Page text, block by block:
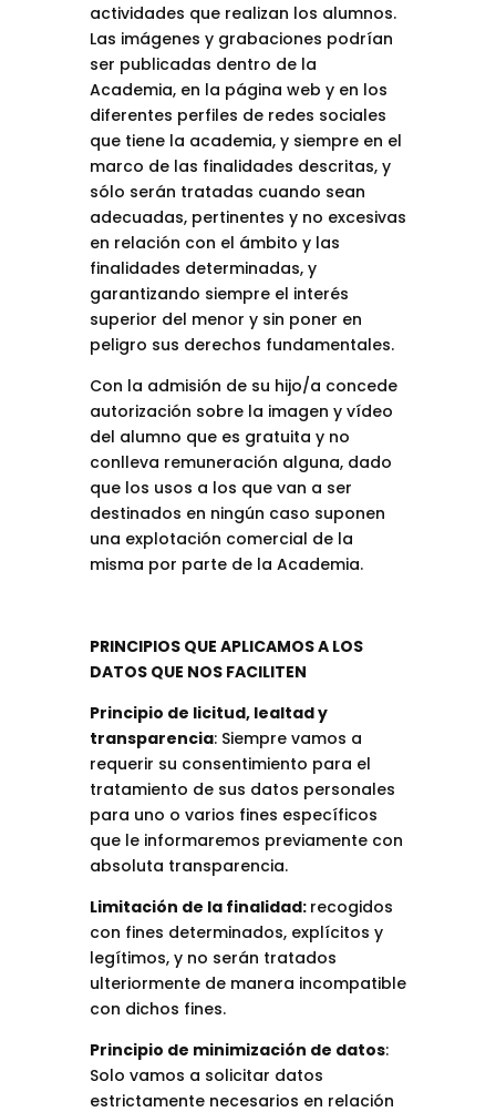
actividades que realizan los alumnos.
Las imágenes y grabaciones podrían
ser publicadas dentro de la
Academia, en la página web y en los
diferentes perfiles de redes sociales
que tiene la academia, y siempre en el
marco de las finalidades descritas, y
sólo serán tratadas cuando sean
adecuadas, pertinentes y no excesivas
en relación con el ámbito y las
finalidades determinadas, y
garantizando siempre el interés
superior del menor y sin poner en
peligro sus derechos fundamentales.
Con la admisión de su hijo/a concede
autorización sobre la imagen y vídeo
del alumno que es gratuita y no
conlleva remuneración alguna, dado
que los usos a los que van a ser
destinados en ningún caso suponen
una explotación comercial de la
misma por parte de la Academia.
PRINCIPIOS QUE APLICAMOS A LOS
DATOS QUE NOS FACILITEN
Principio de licitud, lealtad y
transparencia: Siempre vamos a
requerir su consentimiento para el
tratamiento de sus datos personales
para uno o varios fines específicos
que le informaremos previamente con
absoluta transparencia.
Limitación de la finalidad: recogidos
con fines determinados, explícitos y
legítimos, y no serán tratados
ulteriormente de manera incompatible
con dichos fines.
Principio de minimización de datos:
Solo vamos a solicitar datos
estrictamente necesarios en relación